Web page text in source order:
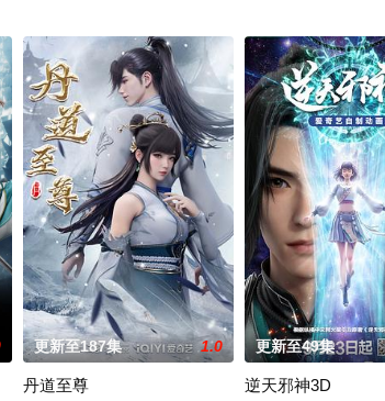
更新至187集 1.0
丹道至尊
更新至49集
逆天邪神3D